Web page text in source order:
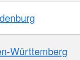
Württemberg